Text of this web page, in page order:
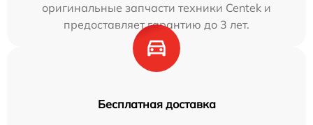
оригинальные запчасти техники Centek и
предоставляет гарантию до 3 лет.
Бесплатная доставка